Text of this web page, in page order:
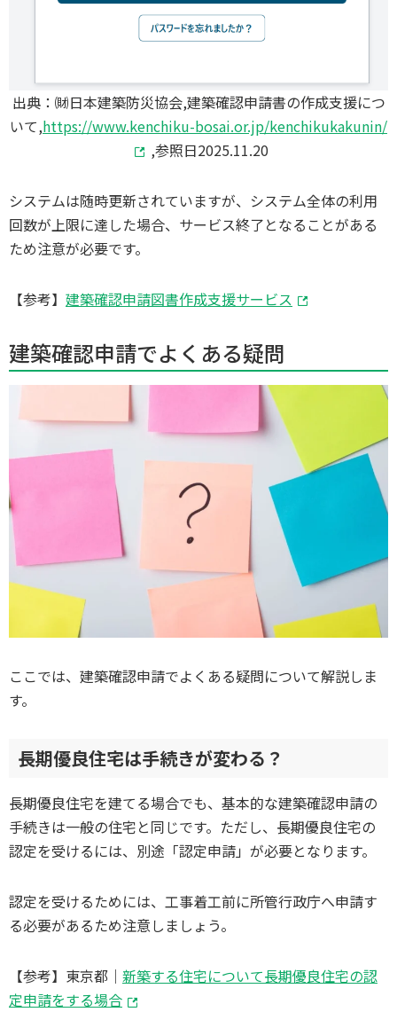
出典：㈶日本建築防災協会,建築確認申請書の作成支援につ
いて,https://www.kenchiku-bosai.or.jp/kenchikukakunin/
,参照日2025.11.20
システムは随時更新されていますが、システム全体の利用
回数が上限に達した場合、サービス終了となることがある
ため注意が必要です。
【参考】 建築確認申請図書作成支援サービス
建築確認申請でよくある疑問
ここでは、建築確認申請でよくある疑問について解説しま
す。
長期優良住宅は手続きが変わる？
長期優良住宅を建てる場合でも、基本的な建築確認申請の
手続きは一般の住宅と同じです。ただし、長期優良住宅の
認定を受けるには、別途「認定申請」が必要となります。
認定を受けるためには、工事着工前に所管行政庁へ申請す
る必要があるため注意しましょう。
【参考】東京都｜ 新築する住宅について長期優良住宅の認
定申請をする場合